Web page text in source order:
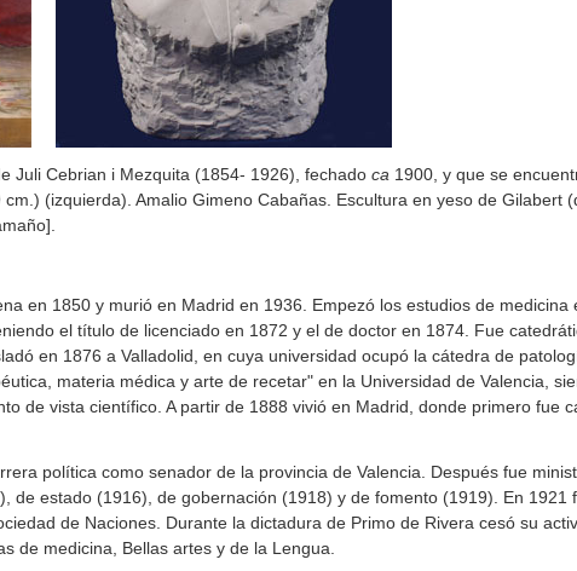
Juli Cebrian i Mezquita (1854- 1926), fechado ca 1900, y que se
(izquierda). Amalio Gimeno Cabañas. Escultura en yeso de Gilabert
en 1850 y murió en Madrid en 1936. Empezó los estudios de medicina
el título de licenciado en 1872 y el de doctor en 1874. Fue
en 1876 a Valladolid, en cuya universidad ocupó la cátedra de
materia médica y arte de recetar" en la Universidad de Valencia,
de vista científico. A partir de 1888 vivió en Madrid, donde primero fue
política como senador de la provincia de Valencia. Después fue
de estado (1916), de gobernación (1918) y de fomento (1919). En 1921
de Naciones. Durante la dictadura de Primo de Rivera cesó su
de medicina, Bellas artes y de la Lengua.